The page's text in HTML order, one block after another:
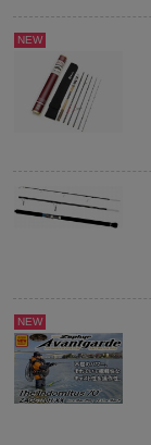
NEW
NEW